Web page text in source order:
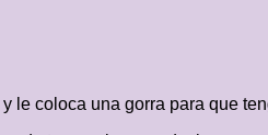
le coloca una gorra para que